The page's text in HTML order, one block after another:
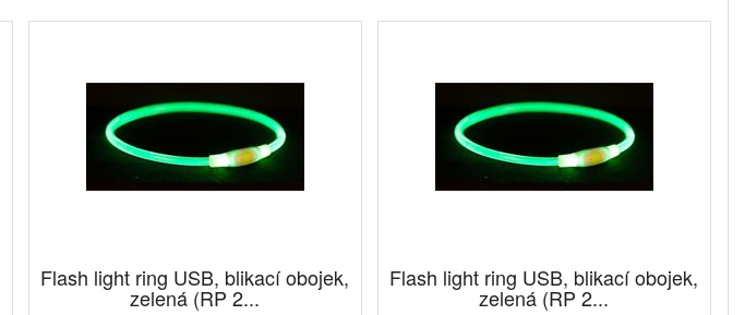
Flash light ring USB, blikací obojek,
zelená (RP 2...
Flash light ring USB, blikací obojek,
zelená (RP 2...